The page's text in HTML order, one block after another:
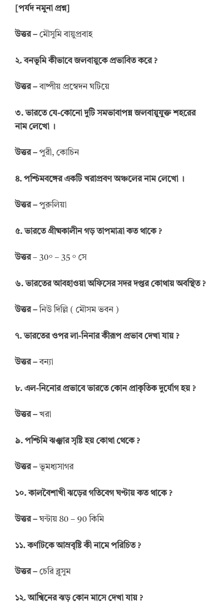
[পর্যদ নমুনা প্রশ্ন]
উত্তর– মৌসুমি বায়ুপ্রবাহ
২. বনভূমি কীভাবে জলবায়ুকে প্রভাবিত করে ?
উত্তর –বাষ্পীয় প্রস্বেদন ঘটিয়ে
৩.ভারতে যে-কোনো দুটি সমভাবাপন্ন জলবায়ুযুক্ত শহরের
নাম লেখো ।
উত্তর– পুরী, কোচিন
৪. পশ্চিমবঙ্গের একটি খরাপ্রবণ অঞ্চলের নাম লেখো ।
উত্তর– পুরুলিয়া
৫. ভারতে গ্রীষ্মকালীন গড় তাপমাত্রা কত থাকে ?
উত্তর– 30° – 35 ° সে
৬. ভারতের আবহাওয়া অফিসের সদর দপ্তর কোথায় অবস্থিত ?
উত্তর–নিউ দিল্লি ( মৌসম ভবন )
৭. ভারতের ওপর লা-নিনার কীরূপ প্রভাব দেখা যায় ?
উত্তর–বন্যা
৮. এল-নিনোর প্রভাবে ভারতে কোন প্রাকৃতিক দুর্যোগ হয় ?
উত্তর– খরা
৯. পশ্চিমি ঝঞ্ঝার সৃষ্টি হয় কোথা থেকে ?
উত্তর–ভূমধ্যসাগর
১০. কালবৈশাখী ঝড়ের গতিবেগ ঘণ্টায় কত থাকে ?
উত্তর–ঘন্টায় 80 – 90 কিমি
১১. কর্ণাটকে আম্রবৃষ্টি কী নামে পরিচিত ?
উত্তর– চেরি ব্লুসুম
১২. আশ্বিনের ঝড় কোন মাসে দেখা যায় ?